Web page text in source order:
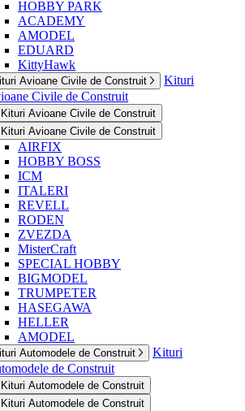
HOBBY PARK
ACADEMY
AMODEL
EDUARD
KittyHawk
Avioane Civile de Construit
Kituri
Civile de Construit
Kituri Avioane Civile de Construit
Kituri Avioane Civile de Construit
AIRFIX
HOBBY BOSS
ICM
ITALERI
REVELL
RODEN
ZVEZDA
MisterCraft
SPECIAL HOBBY
BIGMODEL
TRUMPETER
HASEGAWA
HELLER
AMODEL
Automodele de Construit
Kituri
de Construit
Kituri Automodele de Construit
Kituri Automodele de Construit